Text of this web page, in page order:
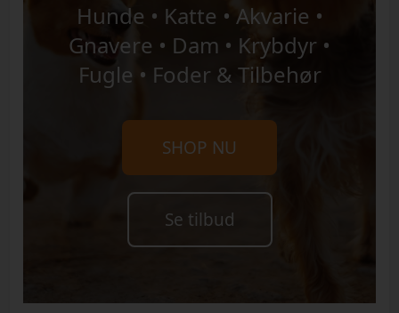
Hunde • Katte • Akvarie •
Gnavere • Dam • Krybdyr •
Fugle • Foder & Tilbehør
SHOP NU
Se tilbud